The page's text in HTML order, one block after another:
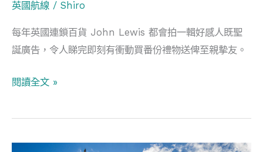
英國航線 / Shiro
每年英國連鎖百貨 John Lewis 都會拍一輯好感人既聖
誕廣告，令人睇完即刻有衝動買番份禮物送俾至親摰友。
閱讀全文 »